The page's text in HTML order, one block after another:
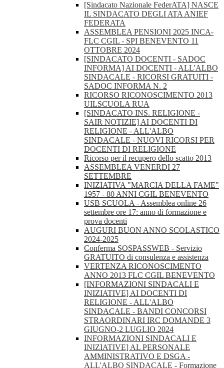
[Sindacato Nazionale FederATA] NASCE
IL SINDACATO DEGLI ATA ANIEF
FEDERATA
ASSEMBLEA PENSIONI 2025 INCA-
FLC CGIL - SPI BENEVENTO 11
OTTOBRE 2024
[SINDACATO DOCENTI - SADOC
INFORMA] AI DOCENTI - ALL'ALBO
SINDACALE - RICORSI GRATUITI -
SADOC INFORMA N. 2
RICORSO RICONOSCIMENTO 2013
UILSCUOLA RUA
[SINDACATO INS. RELIGIONE -
SAIR NOTIZIE] AI DOCENTI DI
RELIGIONE - ALL'ALBO
SINDACALE - NUOVI RICORSI PER
DOCENTI DI RELIGIONE
Ricorso per il recupero dello scatto 2013
ASSEMBLEA VENERDI 27
SETTEMBRE
INIZIATIVA "MARCIA DELLA FAME"
1957 - 80 ANNI CGIL BENEVENTO
USB SCUOLA - Assemblea online 26
settembre ore 17: anno di formazione e
prova docenti
AUGURI BUON ANNO SCOLASTICO
2024-2025
Conferma SOSPASSWEB - Servizio
GRATUITO di consulenza e assistenza
VERTENZA RICONOSCIMENTO
ANNO 2013 FLC CGIL BENEVENTO
[INFORMAZIONI SINDACALI E
INIZIATIVE] AI DOCENTI DI
RELIGIONE - ALL'ALBO
SINDACALE - BANDI CONCORSI
STRAORDINARI IRC DOMANDE 3
GIUGNO-2 LUGLIO 2024
INFORMAZIONI SINDACALI E
INIZIATIVE] AL PERSONALE
AMMINISTRATIVO E DSGA -
ALL'ALBO SINDACALE - Formazione